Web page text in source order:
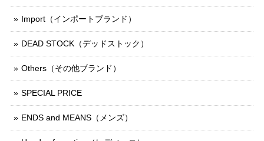
Import（インポートブランド）
DEAD STOCK（デッドストック）
Others（その他ブランド）
SPECIAL PRICE
ENDS and MEANS（メンズ）